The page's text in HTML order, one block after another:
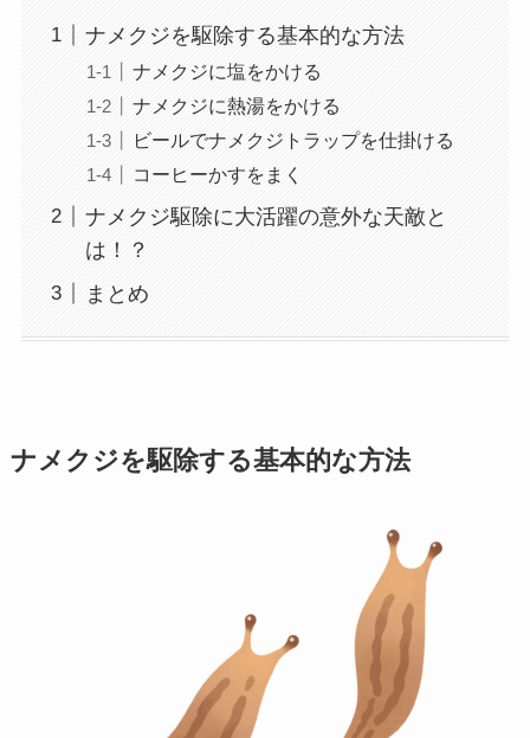
ナメクジを駆除する基本的な方法
ナメクジに塩をかける
ナメクジに熱湯をかける
ビールでナメクジトラップを仕掛ける
コーヒーかすをまく
ナメクジ駆除に大活躍の意外な天敵と
は！？
まとめ
ナメクジを駆除する基本的な方法